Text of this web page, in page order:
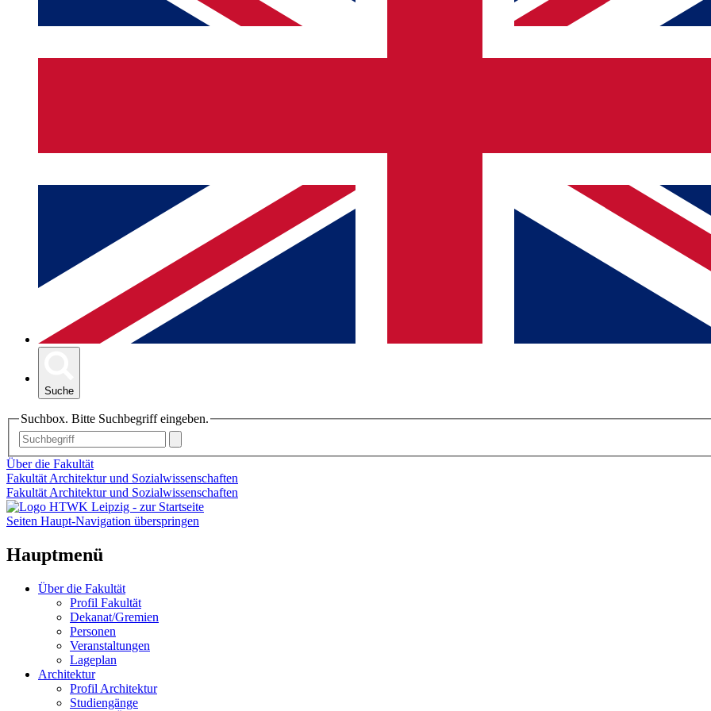
Suche
Suchbox. Bitte Suchbegriff eingeben.
Über die Fakultät
Fakultät Architektur und Sozialwissenschaften
Fakultät Architektur und Sozialwissenschaften
Seiten Haupt-Navigation überspringen
Hauptmenü
Über die Fakultät
Profil Fakultät
Dekanat/Gremien
Personen
Veranstaltungen
Lageplan
Architektur
Profil Architektur
Studiengänge